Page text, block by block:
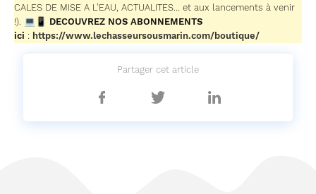
CALES DE MISE A L’EAU, ACTUALITES… et aux lancements à venir
!). 💻📱 DECOUVREZ NOS ABONNEMENTS
ici : https://www.lechasseursousmarin.com/boutique/
Partager cet article
Partager
Partager
Partager
sur